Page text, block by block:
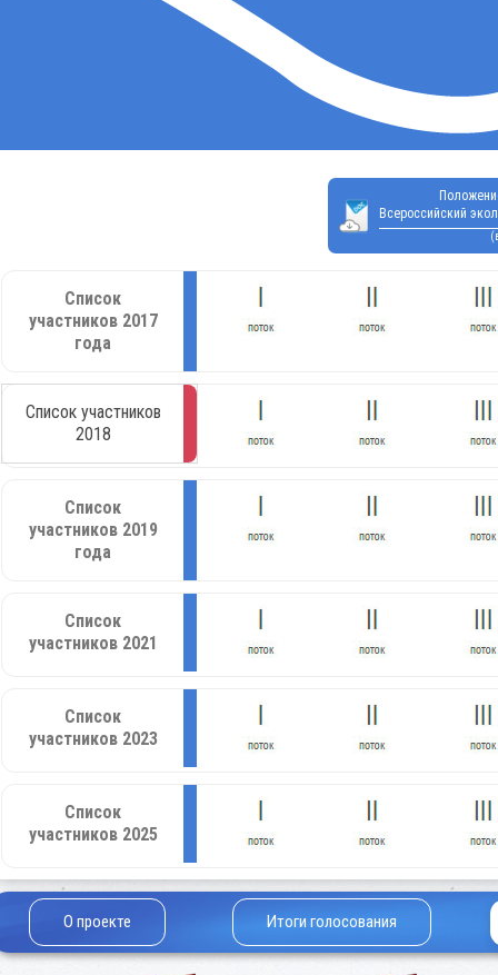
Всероссийский
Список
участников 2017
года
Список участников
2018
Список
участников 2019
года
Список
участников 2021
Список
участников 2023
Список
участников 2025
О проекте Итоги голосования